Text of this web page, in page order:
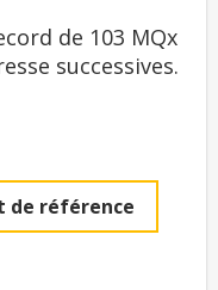
de 103 MQx
successives.
de référence